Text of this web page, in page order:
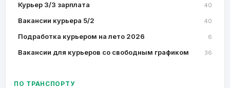
Курьер 3/3 зарплата 40
Вакансии курьера 5/2 40
Подработка курьером на лето 2026 6
Вакансии для курьеров со свободным графиком 36
ПО ТРАНСПОРТУ